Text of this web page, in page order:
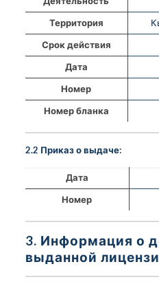
Территория
Срок действия
Дата
Номер
Номер бланка
2.2 Приказ о выдаче:
Дата
Номер
3. Информация о
выданной